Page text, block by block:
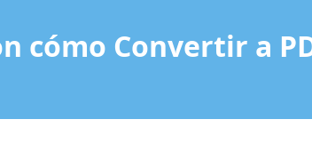
cómo Convertir a